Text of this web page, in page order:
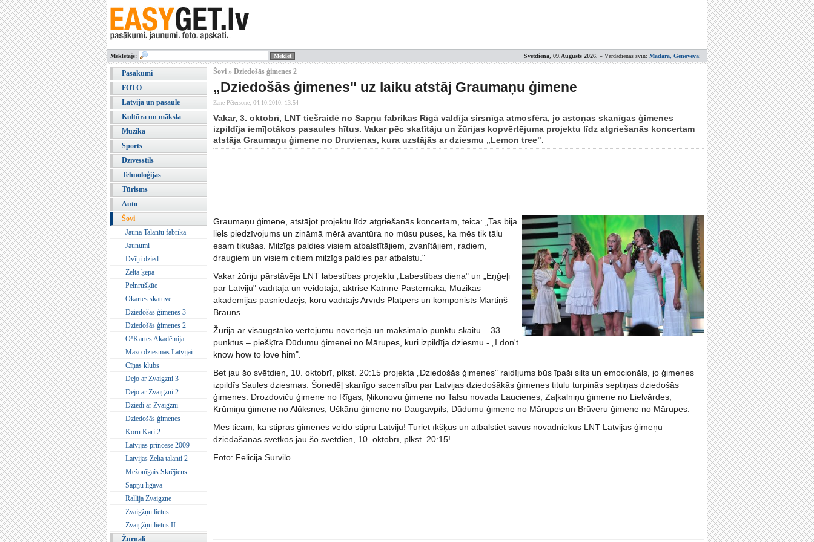
Svētdiena, 09.Augusts 2026. » Vārdadienas svin: Madara, Genoveva;
Meklētājs:
Pasākumi
FOTO
Latvijā un pasaulē
Kultūra un māksla
Mūzika
Sports
Dzīvesstils
Tehnoloģijas
Tūrisms
Auto
Šovi
Jaunā Talantu fabrika
Jaunumi
Dvīņi dzied
Zelta ķepa
Pelnrušķīte
Okartes skatuve
Dziedošās ģimenes 3
Dziedošās ģimenes 2
O!Kartes Akadēmija
Mazo dziesmas Latvijai
Cīņas klubs
Dejo ar Zvaigzni 3
Dejo ar Zvaigzni 2
Dziedi ar Zvaigzni
Dziedošās ģimenes
Koru Kari 2
Latvijas princese 2009
Latvijas Zelta talanti 2
Mežonīgais Skrējiens
Sapņu līgava
Rallija Zvaigzne
Zvaigžņu lietus
Zvaigžņu lietus II
Žurnāli
Šovi » Dziedošās ģimenes 2
„Dziedošās ģimenes" uz laiku atstāj Graumaņu ģimene
Zane Pētersone, 04.10.2010. 13:54
Vakar, 3. oktobrī, LNT tiešraidē no Sapņu fabrikas Rīgā valdīja sirsnīga atmosfēra, jo astoņas skanīgas ģimenes
izpildīja iemīļotākos pasaules hītus. Vakar pēc skatītāju un žūrijas kopvērtējuma projektu līdz atgriešanās koncertam
atstāja Graumaņu ģimene no Druvienas, kura uzstājās ar dziesmu „Lemon tree".
Graumaņu ģimene, atstājot projektu līdz atgriešanās koncertam, teica: „Tas bija
liels piedzīvojums un zināmā mērā avantūra no mūsu puses, ka mēs tik tālu
esam tikušas. Milzīgs paldies visiem atbalstītājiem, zvanītājiem, radiem,
draugiem un visiem citiem milzīgs paldies par atbalstu."
Vakar žūriju pārstāvēja LNT labestības projektu „Labestības diena" un „Eņģeļi
par Latviju" vadītāja un veidotāja, aktrise Katrīne Pasternaka, Mūzikas
akadēmijas pasniedzējs, koru vadītājs Arvīds Platpers un komponists Mārtiņš
Brauns.
Žūrija ar visaugstāko vērtējumu novērtēja un maksimālo punktu skaitu – 33
punktus – piešķīra Dūdumu ģimenei no Mārupes, kuri izpildīja dziesmu - „I don't
know how to love him".
Bet jau šo svētdien, 10. oktobrī, plkst. 20:15 projekta „Dziedošās ģimenes" raidījums būs īpaši silts un emocionāls, jo ģimenes
izpildīs Saules dziesmas. Šonedēļ skanīgo sacensību par Latvijas dziedošākās ģimenes titulu turpinās septiņas dziedošās
ģimenes: Drozdoviču ģimene no Rīgas, Ņikonovu ģimene no Talsu novada Laucienes, Zaļkalniņu ģimene no Lielvārdes,
Krūmiņu ģimene no Alūksnes, Uškānu ģimene no Daugavpils, Dūdumu ģimene no Mārupes un Brūveru ģimene no Mārupes.
Mēs ticam, ka stipras ģimenes veido stipru Latviju! Turiet īkšķus un atbalstiet savus novadniekus LNT Latvijas ģimeņu
dziedāšanas svētkos jau šo svētdien, 10. oktobrī, plkst. 20:15!
Foto: Felicija Survilo